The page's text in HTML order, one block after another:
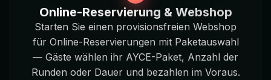
Online-Reservierung & Webshop
Starten Sie einen provisionsfreien Webshop
für Online-Reservierungen mit Paketauswahl
— Gäste wählen ihr AYCE-Paket, Anzahl der
Runden oder Dauer und bezahlen im Voraus.